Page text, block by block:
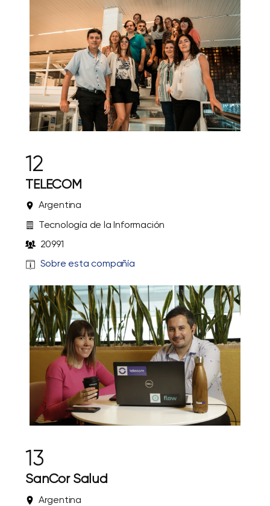
12
TELECOM
Argentina
Tecnología de la Información
20991
Sobre esta compañía
13
SanCor Salud
Argentina